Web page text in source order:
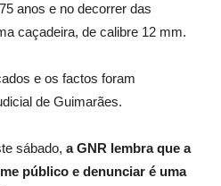
anos e no decorrer das
caçadeira, de calibre 12 mm.
e os factos foram
de Guimarães.
sábado, a GNR lembra que a
público e denunciar é uma